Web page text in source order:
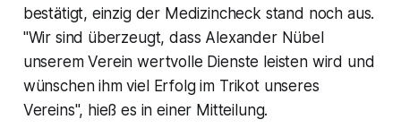
bestätigt, einzig der Medizincheck stand noch aus.
"Wir sind überzeugt, dass Alexander Nübel
unserem Verein wertvolle Dienste leisten wird und
wünschen ihm viel Erfolg im Trikot unseres
Vereins", hieß es in einer Mitteilung.